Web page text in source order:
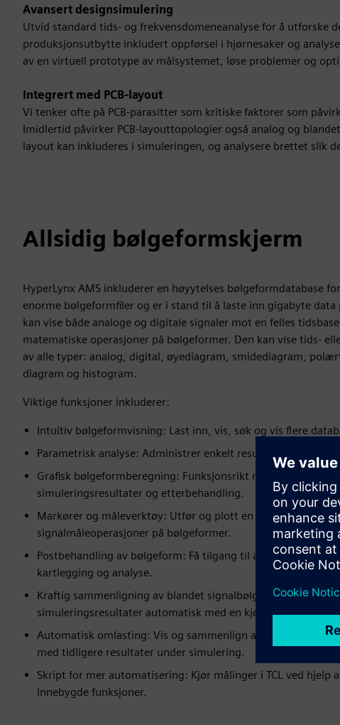
Avansert designsimulering
Utvid standard tids- og frekvensdomeneanalyse for å utforske
produksjonsutbytte inkludert oppførsel i hjørnesaker og
av en virtuell prototype av målsystemet, løse problemer og
Integrert med PCB-layout
Vi tenker ofte på PCB-parasitter som kritiske faktorer som
Imidlertid påvirker PCB-layouttopologier også analog og
layout kan inkluderes i simuleringen, og analysere brettet slik
Allsidig bølgeformskjerm
HyperLynx AMS inkluderer en høyytelses bølgeformdatabase
enorme bølgeformfiler og er i stand til å laste inn gigabyte data
kan vise både analoge og digitale signaler mot en felles
matematiske operasjoner på bølgeformer. Den kan vise tids-
av alle typer: analog, digital, øyediagram, smidediagram,
diagram og histogram.
Viktige funksjoner inkluderer:
Intuitiv bølgeformvisning: Last inn, vis, søk og vis flere
Parametrisk analyse: Administrer enkelt resultater fra flere
Grafisk bølgeformberegning: Funksjonsrikt miljø for visning av
simuleringsresultater og etterbehandling.
Markører og måleverktøy: Utfør og plott en rekke analoge
signalmåleoperasjoner på bølgeformer.
Postbehandling av bølgeform: Få tilgang til avanserte
kartlegging og analyse.
Kraftig sammenligning av blandet signalbølgeform:
simuleringsresultater automatisk med en kjent god
Automatisk omlasting: Vis og sammenlign automatisk nye
med tidligere resultater under simulering.
Skript for mer automatisering: Kjør målinger i TCL ved hjelp
innebygde funksjoner.